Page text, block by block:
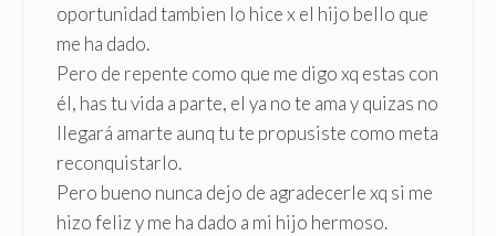
oportunidad tambien lo hice x el hijo bello que
me ha dado.
Pero de repente como que me digo xq estas con
él, has tu vida a parte, el ya no te ama y quizas no
llegará amarte aunq tu te propusiste como meta
reconquistarlo.
Pero bueno nunca dejo de agradecerle xq si me
hizo feliz y me ha dado a mi hijo hermoso.